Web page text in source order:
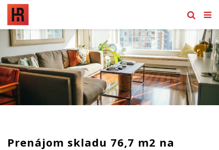
Prenájom skladu 76,7 m2 na